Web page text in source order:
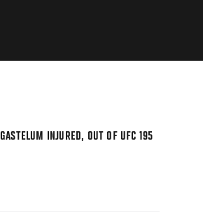
GASTELUM INJURED, OUT OF UFC 195